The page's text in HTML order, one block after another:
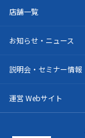
店舗一覧
お知らせ・ニュース
説明会・セミナー情報
運営 Webサイト